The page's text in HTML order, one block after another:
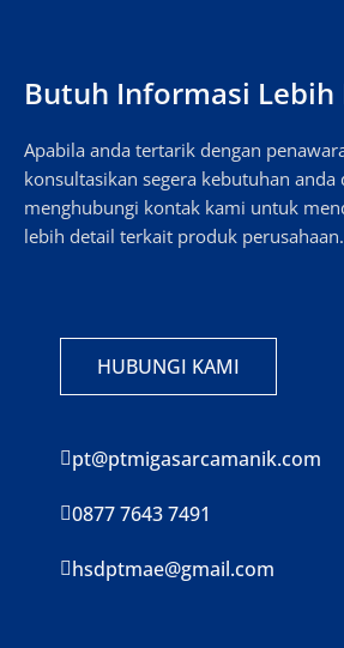
Butuh Informasi Lebih
Apabila anda tertarik dengan
konsultasikan segera kebutuhan anda
menghubungi kontak kami untuk
lebih detail terkait produk perusahaan.
HUBUNGI KAMI
pt@ptmigasarcamanik.com
0877 7643 7491
hsdptmae@gmail.com